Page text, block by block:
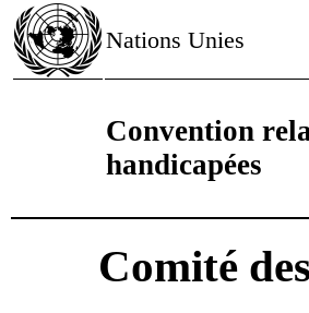
Nations Unies
Convention
handicapées
Comité